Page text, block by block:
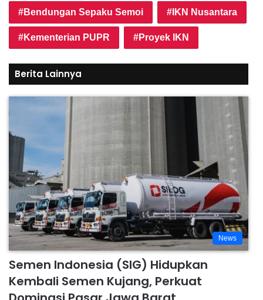
Bendungan Sepaku Semoi IKN Nusantara
Kementerian PUPR Proyek IKN
Berita Lainnya
News
Semen Indonesia (SIG) Hidupkan
Kembali Semen Kujang, Perkuat